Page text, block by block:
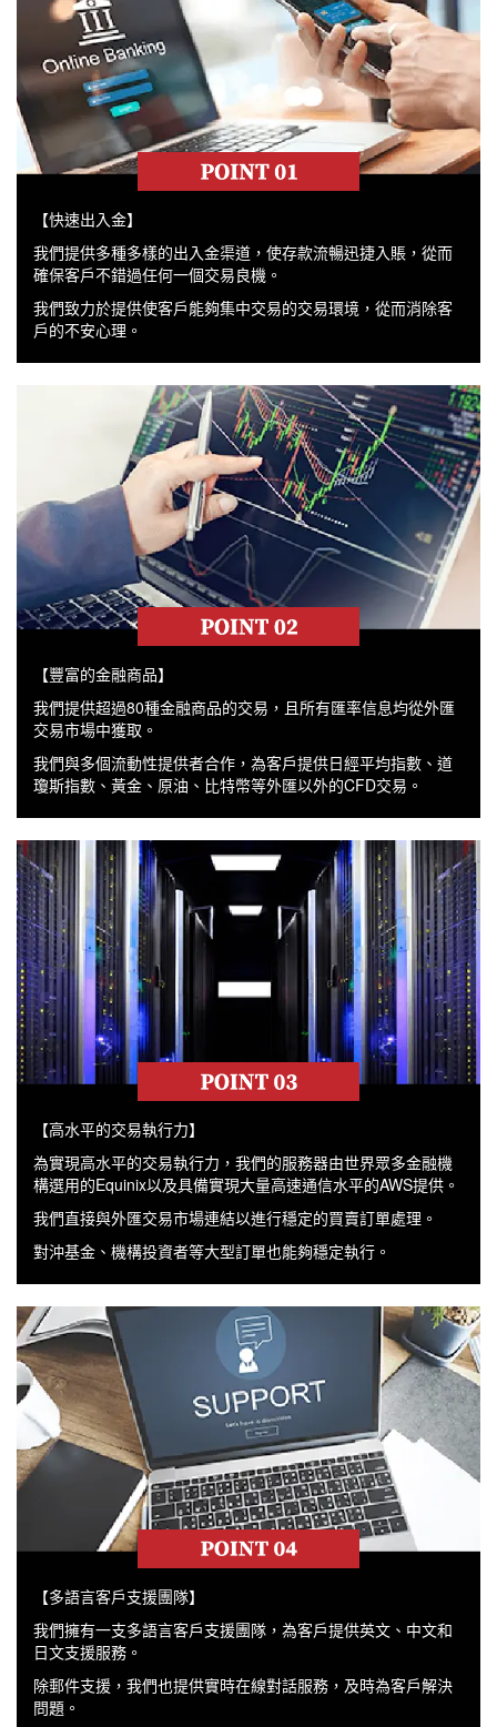
【快速出入金】
我們提供多種多樣的出入金渠道，使存款流暢迅捷入賬，從而
確保客戶不錯過任何一個交易良機。
我們致力於提供使客戶能夠集中交易的交易環境，從而消除客
戶的不安心理。
【豐富的金融商品】
我們提供超過80種金融商品的交易，且所有匯率信息均從外匯
交易市場中獲取。
我們與多個流動性提供者合作，為客戶提供日經平均指數、道
瓊斯指數、黃金、原油、比特幣等外匯以外的CFD交易。
【高水平的交易執行力】
為實現高水平的交易執行力，我們的服務器由世界眾多金融機
構選用的Equinix以及具備實現大量高速通信水平的AWS提供。
我們直接與外匯交易市場連結以進行穩定的買賣訂單處理。
對沖基金、機構投資者等大型訂單也能夠穩定執行。
【多語言客戶支援團隊】
我們擁有一支多語言客戶支援團隊，為客戶提供英文、中文和
日文支援服務。
除郵件支援，我們也提供實時在線對話服務，及時為客戶解決
問題。